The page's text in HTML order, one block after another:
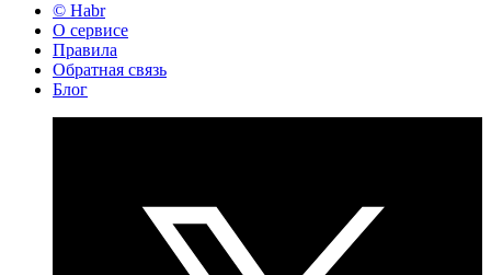
© Habr
О сервисе
Правила
Обратная связь
Блог